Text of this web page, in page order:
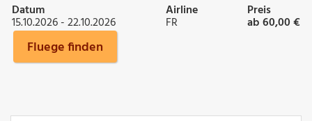
Datum
15.10.2026 - 22.10.2026
Airline
FR
Preis
ab 60,00 €
Fluege finden